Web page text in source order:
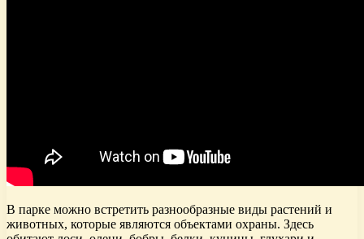
В парке можно встретить разнообразные виды растений и
животных, которые являются объектами охраны. Здесь